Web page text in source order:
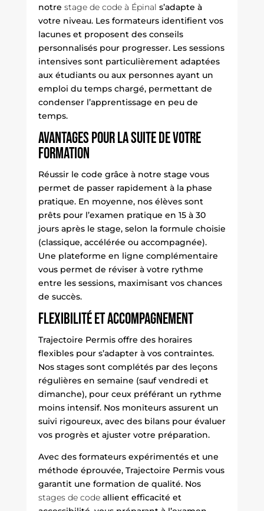
notre stage de code à Épinal s’adapte à
votre niveau. Les formateurs identifient vos
lacunes et proposent des conseils
personnalisés pour progresser. Les sessions
intensives sont particulièrement adaptées
aux étudiants ou aux personnes ayant un
emploi du temps chargé, permettant de
condenser l’apprentissage en peu de
temps.
Avantages pour la suite de votre
formation
Réussir le code grâce à notre stage vous
permet de passer rapidement à la phase
pratique. En moyenne, nos élèves sont
prêts pour l’examen pratique en 15 à 30
jours après le stage, selon la formule choisie
(classique, accélérée ou accompagnée).
Une plateforme en ligne complémentaire
vous permet de réviser à votre rythme
entre les sessions, maximisant vos chances
de succès.
Flexibilité et accompagnement
Trajectoire Permis offre des horaires
flexibles pour s’adapter à vos contraintes.
Nos stages sont complétés par des leçons
régulières en semaine (sauf vendredi et
dimanche), pour ceux préférant un rythme
moins intensif. Nos moniteurs assurent un
suivi rigoureux, avec des bilans pour évaluer
vos progrès et ajuster votre préparation.
Avec des formateurs expérimentés et une
méthode éprouvée, Trajectoire Permis vous
garantit une formation de qualité. Nos
stages de codeallient efficacité et